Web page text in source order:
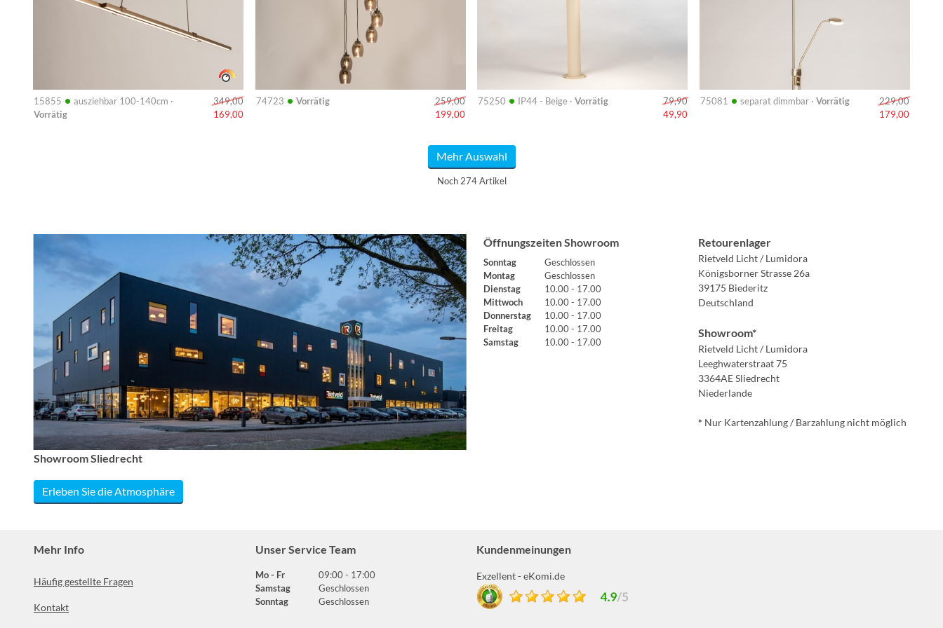
15855 • ausziehbar 100-140cm ·
Vorrätig
349,00
169,00
74723 • Vorrätig
259,00
199,00
75250 • IP44 - Beige · Vorrätig
79,90
49,90
75081 • separat dimmbar · Vorrätig
229,00
179,00
Mehr Auswahl
Noch 274 Artikel
Showroom Sliedrecht
Erleben Sie die Atmosphäre
Öffnungszeiten Showroom
Sonntag
Geschlossen
Montag
Geschlossen
Dienstag
10.00 - 17.00
Mittwoch
10.00 - 17.00
Donnerstag
10.00 - 17.00
Freitag
10.00 - 17.00
Samstag
10.00 - 17.00
Retourenlager
Rietveld Licht / Lumidora
Königsborner Strasse 26a
39175 Biederitz
Deutschland
Showroom*
Rietveld Licht / Lumidora
Leeghwaterstraat 75
3364AE Sliedrecht
Niederlande
* Nur Kartenzahlung / Barzahlung nicht möglich
Mehr Info
Häufig gestellte Fragen
Kontakt
Unser Service Team
Mo - Fr
09:00 - 17:00
Samstag
Geschlossen
Sonntag
Geschlossen
Kundenmeinungen
Exzellent - eKomi.de